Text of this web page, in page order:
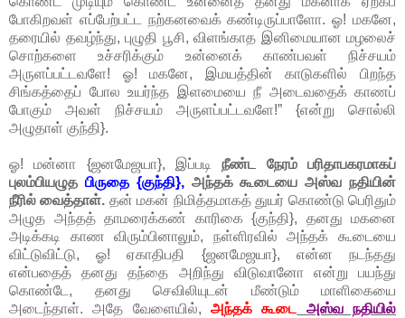
போகிறவள் எப்பேற்பட்ட நற்கனவைக் கண்டிருப்பாளோ. ஓ! மகனே,
தரையில் தவழ்ந்து, புழுதி பூசி, விளங்காத இனிமையான மழலைச்
சொற்களை உச்சரிக்கும் உன்னைக் காண்பவள் நிச்சயம்
அருளப்பட்டவளே! ஓ! மகனே, இமயத்தின் காடுகளில் பிறந்த
சிங்கத்தைப் போல உயர்ந்த இளமையை நீ அடைவதைக் காணப்
போகும் அவள் நிச்சயம் அருளப்பட்டவளே!” {என்று சொல்லி
அழுதாள் குந்தி}.
ஓ! மன்னா {ஜனமேஜயா}, இப்படிநீண்ட நேரம் பரிதாபகரமாகப்
புலம்பியழுத பிருதை {குந்தி},அந்தக் கூடையை அஸ்வ நதியின்
நீரில் வைத்தாள். தன் மகன் நிமித்தமாகத் துயர் கொண்டு பெரிதும்
அழுத அந்தத் தாமரைக்கண் காரிகை {குந்தி}, தனது மகனை
அடிக்கடி காண விரும்பினாலும், நள்ளிரவில் அந்தக் கூடையை
விட்டுவிட்டு, ஓ! ஏகாதிபதி {ஜனமேஜயா}, என்ன நடந்தது
என்பதைத் தனது தந்தை அறிந்து விடுவானோ என்று பயந்து
கொண்டே, தனது செவிலியுடன் மீண்டும் மாளிகையை
அடைந்தாள். அதே வேளையில், அந்தக் கூடை
அஸ்வ நதியில்